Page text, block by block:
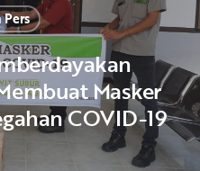
Pers
Masker
COVID-19